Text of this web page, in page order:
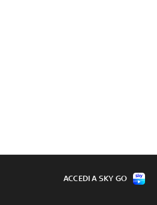
ACCEDI A SKY GO